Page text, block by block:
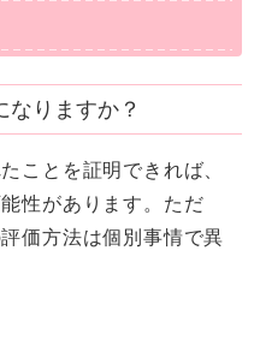
なりますか？
ことを証明できれば、
性があります。ただ
価方法は個別事情で異